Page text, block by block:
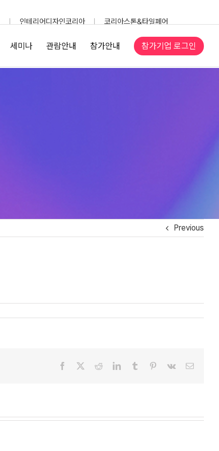
인테리어디자인코리아
코리아스톤&타일페어
세미나 관람안내 참가안내 참가기업 로그인
Previous
Facebook RedditLinkedInTumblr Pinterest
Vk Email